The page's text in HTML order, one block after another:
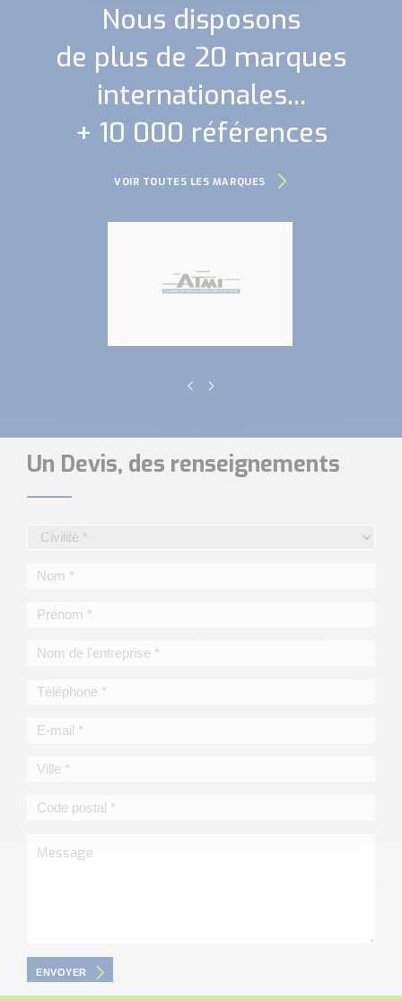
Nous disposons
de plus de 20 marques
internationales...
+ 10 000 références
VOIR TOUTES LES MARQUES
Un Devis, des renseignements
ENVOYER